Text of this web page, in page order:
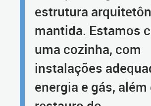
estrutura
mantida. Estamos
uma cozinha, com
instalações
energia e gás,